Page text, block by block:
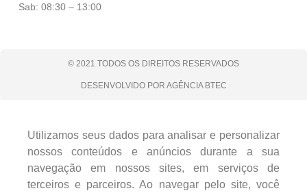
Sab: 08:30 – 13:00
© 2021 TODOS OS DIREITOS RESERVADOS
DESENVOLVIDO POR AGÊNCIA BTEC
Utilizamos seus dados para analisar e personalizar
nossos conteúdos e anúncios durante a sua
navegação em nossos sites, em serviços de
terceiros e parceiros. Ao navegar pelo site, você